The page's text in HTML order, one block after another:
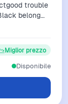
trouble
belong
Miglior prezzo
Disponibile